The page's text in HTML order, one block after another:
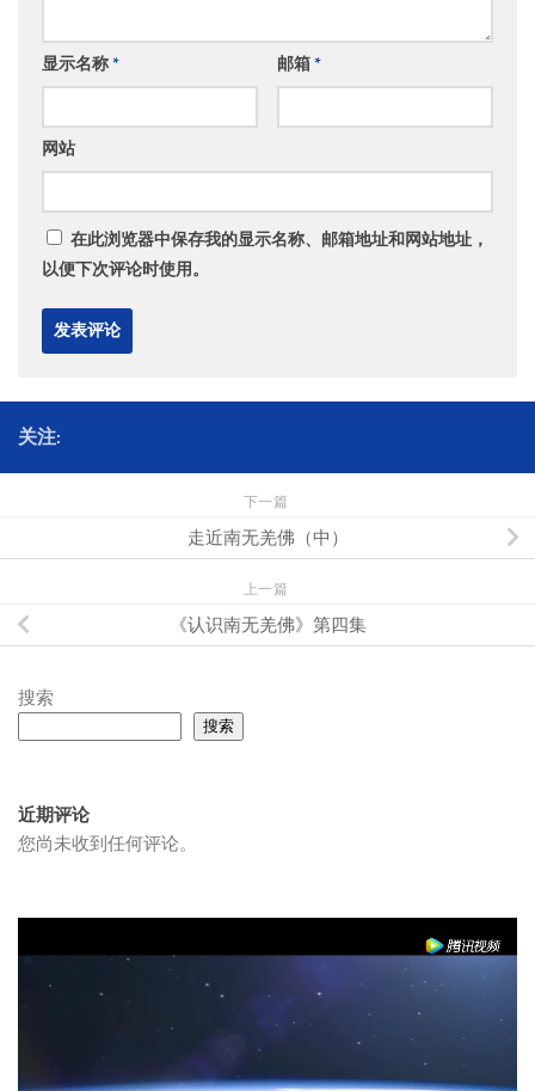
显示名称* 邮箱*
网站
在此浏览器中保存我的显示名称、邮箱地址和网站地址，
以便下次评论时使用。
关注:
下一篇
走近南无羌佛（中）
上一篇
《认识南无羌佛》第四集
搜索
搜索
近期评论
您尚未收到任何评论。